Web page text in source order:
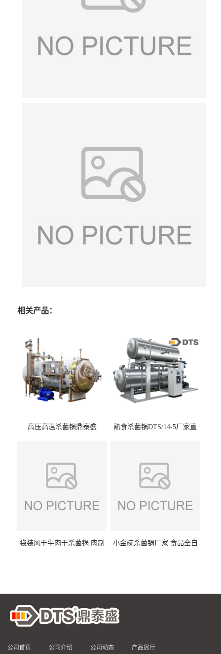
相关产品：
高压高温杀菌锅鼎泰盛
熟食杀菌锅DTS/14-5厂家直
袋装风干牛肉干杀菌锅 肉制
小金碗杀菌锅厂家 食品全自
公司首页 公司介绍 公司动态 产品展厅